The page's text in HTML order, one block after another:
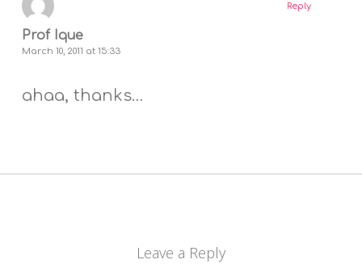
Prof Ique
March 10, 2011 at 15:33
ahaa, thanks…
Reply
Leave a Reply